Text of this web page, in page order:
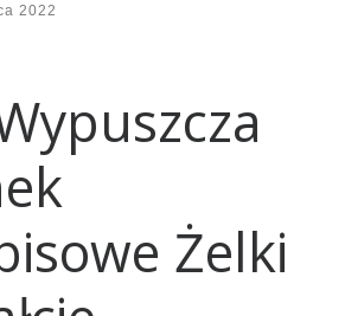
2022
Żelki